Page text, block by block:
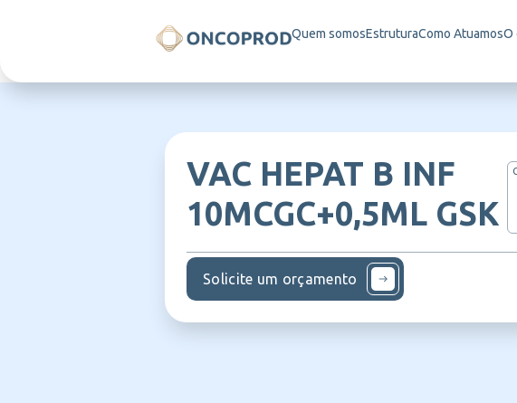
Quem somosEstruturaComo AtuamosO
VAC HEPAT B INF
10MCGC+0,5ML GSK
Solicite um orçamento